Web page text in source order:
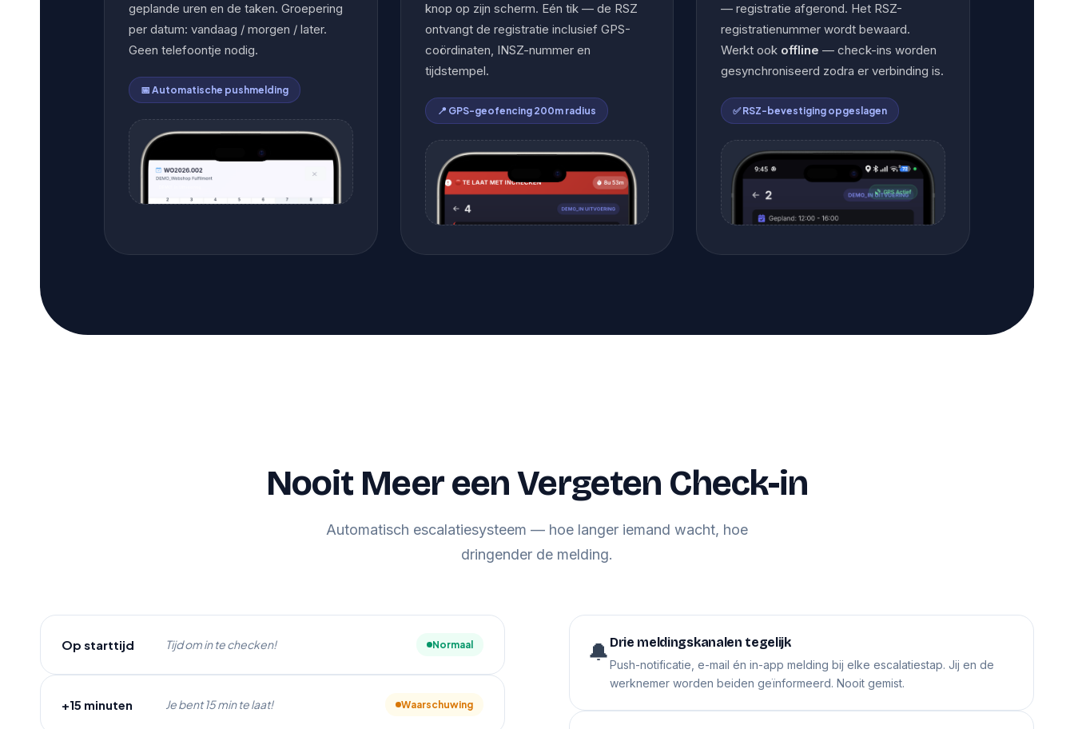
geplande uren en de taken. Groepering
per datum: vandaag / morgen / later.
Geen telefoontje nodig.
📅 Automatische pushmelding
📱
knop op zijn scherm. Eén tik — de RSZ
ontvangt de registratie inclusief GPS-
coördinaten, INSZ-nummer en
tijdstempel.
📍 GPS-geofencing 200m radius
📍
FOTO 3 — CHECK-IN KNOP
— registratie afgerond. Het RSZ-
registratienummer wordt bewaard.
Werkt ook offline — check-ins worden
gesynchroniseerd zodra er verbinding is.
✅ RSZ-bevestiging opgeslagen
✅
Nooit Meer een Vergeten Check-in
Automatisch escalatiesysteem — hoe langer iemand wacht, hoe
dringender de melding.
Op starttijd Tijd om in te checken! Normaal
+15 minuten Je bent 15 min te laat! Waarschuwing
🔔 Drie meldingskanalen tegelijk
Push-notificatie, e-mail én in-app melding bij elke escalatiestap. Jij en de
werknemer worden beiden geïnformeerd. Nooit gemist.